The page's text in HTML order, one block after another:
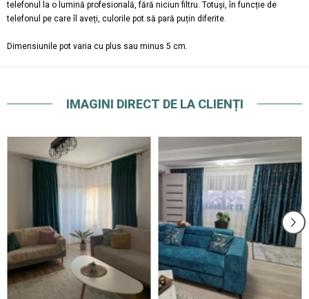
telefonul la o lumină profesională, fără niciun filtru. Totuși, în funcție de
telefonul pe care îl aveți, culorile pot să pară puțin diferite.
Dimensiunile pot varia cu plus sau minus 5 cm.
IMAGINI DIRECT DE LA CLIENȚI